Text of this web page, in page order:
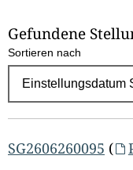
l
E
g
e
b
Gefundene
Sortieren nach
SG2606260095 (